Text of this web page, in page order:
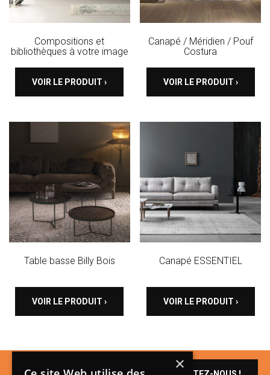
Compositions et
bibliothèques à votre image
VOIR LE PRODUIT ›
Canapé / Méridien / Pouf
Costura
VOIR LE PRODUIT ›
Table basse Billy Bois
VOIR LE PRODUIT ›
Canapé ESSENTIEL
VOIR LE PRODUIT ›
Un produit vous
×